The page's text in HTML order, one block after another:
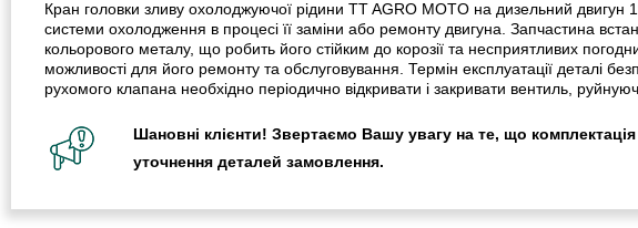
Кран головки зливу охолоджуючої рідини TT AGRO MOTO на дизельний
системи охолодження в процесі її заміни або ремонту двигуна. Запчастина
кольорового металу, що робить його стійким до корозії та несприятливих
можливості для його ремонту та обслуговування. Термін експлуатації деталі
рухомого клапана необхідно періодично відкривати і закривати вентиль,
Шановні клієнти! Звертаємо Вашу увагу на те, що
уточнення деталей замовлення.